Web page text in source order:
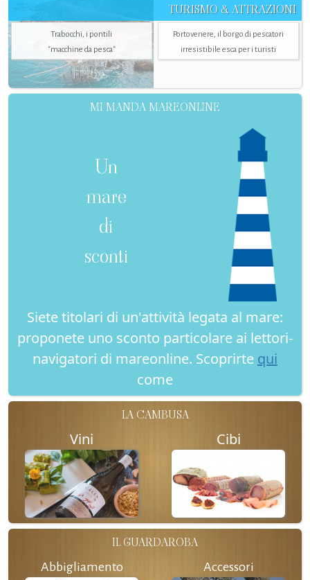
TURISMO & ATTRAZIONI
Trabocchi, i pontili
"macchine da pesca"
Portovenere, il borgo di pescatori
irresistibile esca per i turisti
MI MANDA MAREONLINE
Un
mare
di
sconti
Siete titolari di un'attività legata al mare:
proponete uno sconto particolare ai lettori-
navigatori di mareonline. Scoprirte qui
come
LA CAMBUSA
Vini Cibi
IL GUARDAROBA
Abbigliamento Accessori